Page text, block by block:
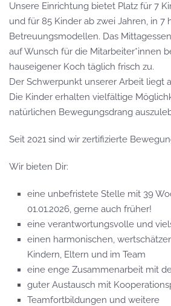
Unsere Einrichtung bietet Platz für 7
und für 85 Kinder ab zwei Jahren, in 7
Betreuungsmodellen. Das
auf Wunsch für die Mitarbeiter*innen
hauseigener Koch täglich frisch zu.
Der Schwerpunkt unserer Arbeit liegt
Die Kinder erhalten vielfältige
natürlichen Bewegungsdrang
Seit 2021 sind wir zertifizierte
Wir bieten Dir:
eine unbefristete Stelle mit 39
01.01.2026, gerne auch früher!
eine verantwortungsvolle und
einen harmonischen,
Kindern, Eltern und im Team
eine enge Zusammenarbeit mit
guter Austausch mit
Teamfortbildungen und weitere